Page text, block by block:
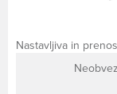
Nastavljiva in